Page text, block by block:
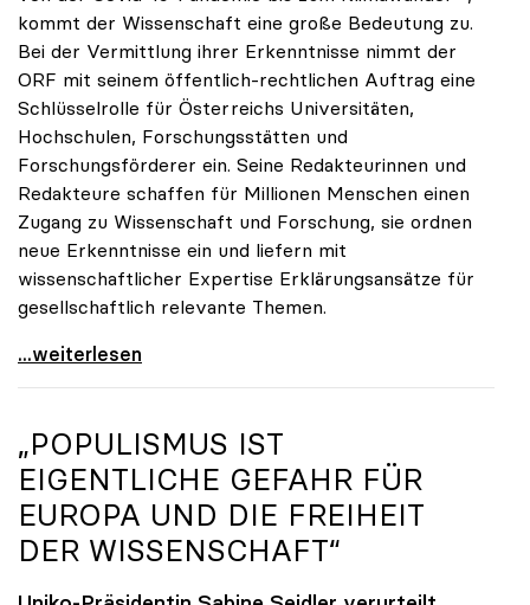
kommt der Wissenschaft eine große Bedeutung zu.
Bei der Vermittlung ihrer Erkenntnisse nimmt der
ORF mit seinem öffentlich-rechtlichen Auftrag eine
Schlüsselrolle für Österreichs Universitäten,
Hochschulen, Forschungsstätten und
Forschungsförderer ein. Seine Redakteurinnen und
Redakteure schaffen für Millionen Menschen einen
Zugang zu Wissenschaft und Forschung, sie ordnen
neue Erkenntnisse ein und liefern mit
wissenschaftlicher Expertise Erklärungsansätze für
gesellschaftlich relevante Themen.
Zukunft braucht Wissen
...weiterlesen
„POPULISMUS IST
EIGENTLICHE GEFAHR FÜR
EUROPA UND DIE FREIHEIT
DER WISSENSCHAFT“